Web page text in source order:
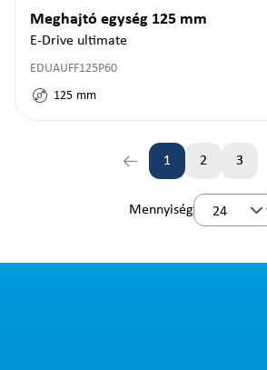
Meghajtó egység 125 mm
E-Drive ultimate
EDUAUFF125P60
125 mm
Oldal
1 2 3
Mennyiség